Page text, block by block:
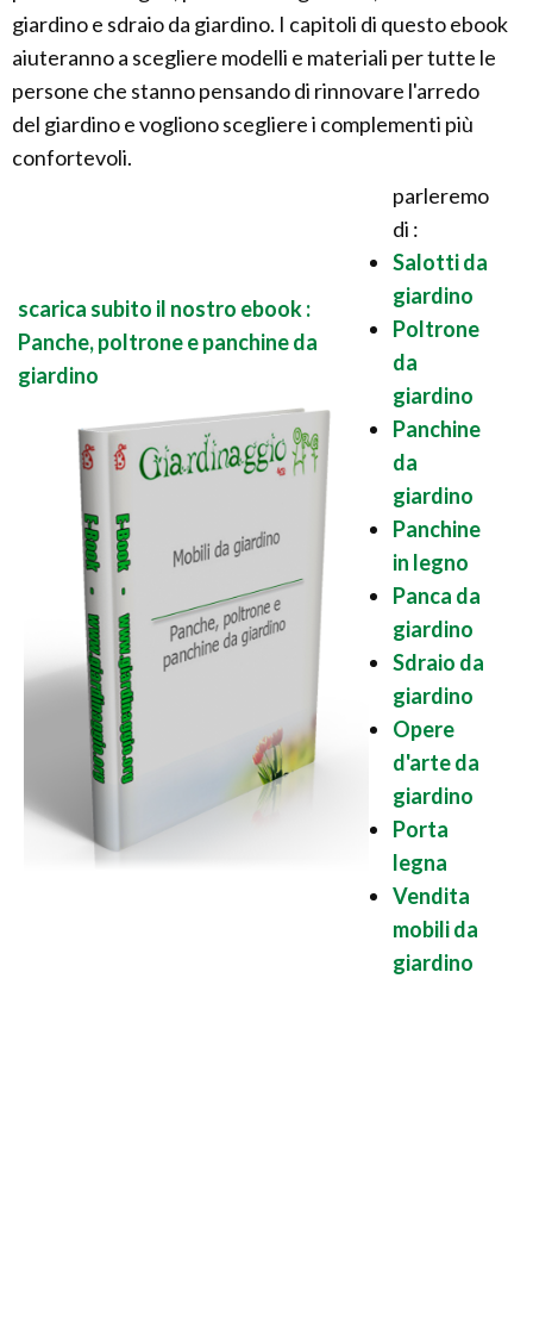
giardino e sdraio da giardino. I capitoli di questo ebook
aiuteranno a scegliere modelli e materiali per tutte le
persone che stanno pensando di rinnovare l'arredo
del giardino e vogliono scegliere i complementi più
confortevoli.
scarica subito il nostro ebook :
Panche, poltrone e panchine da
giardino
parleremo
di :
Salotti da
giardino
Poltrone
da
giardino
Panchine
da
giardino
Panchine
in legno
Panca da
giardino
Sdraio da
giardino
Opere
d'arte da
giardino
Porta
legna
Vendita
mobili da
giardino